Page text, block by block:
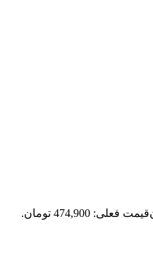
قیمت فعلی: 474,900 تومان.